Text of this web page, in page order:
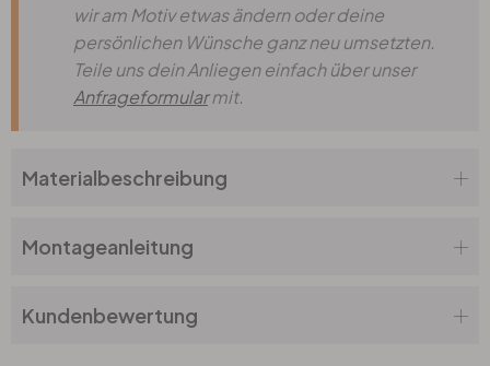
wir am Motiv etwas ändern oder deine
persönlichen Wünsche ganz neu umsetzten.
Teile uns dein Anliegen einfach über unser
Anfrageformularmit.
Materialbeschreibung
Montageanleitung
Kundenbewertung